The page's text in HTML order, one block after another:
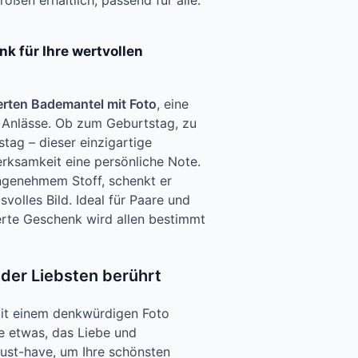
für Ihre wertvollen
Bademantel mit Foto, eine
Ob zum Geburtstag, zu
– dieser einzigartige
eine persönliche Note.
Stoff, schenkt er
Bild. Ideal für Paare und
Geschenk wird allen bestimmt
Liebsten berührt
einem denkwürdigen Foto
etwas, das Liebe und
have, um Ihre schönsten